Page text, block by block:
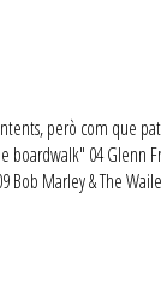
però com que
04 Glenn
Marley & The